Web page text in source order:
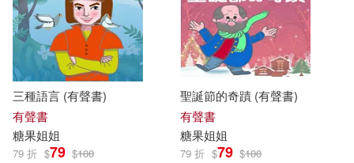
三種語言 (有聲書)
有聲書
糖果姐姐
79 折 $79 $100
聖誕節的奇蹟 (有聲書)
有聲書
糖果姐姐
79 折 $79 $100